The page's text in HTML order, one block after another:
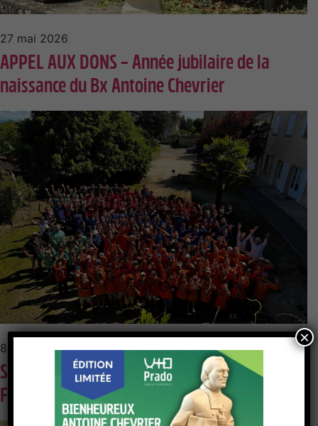
27 mai 2026
APPEL AUX DONS – Année jubilaire de la
naissance du Bx Antoine Chevrier
8 mai 2026
Scouts de la Guillotière (scouts et guides de
France et SUF) à la Maison Saint-André
×